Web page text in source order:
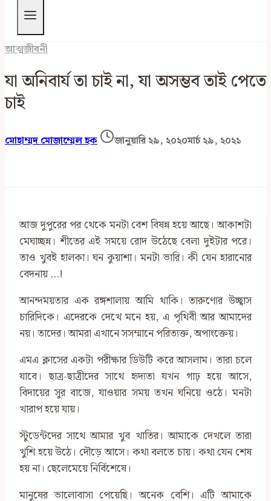
আত্মজীবনী
যা অনিবার্য তা চাই না, যা অসম্ভব তাই পেতে
চাই
মোহাম্মদ মোজাম্মেল হক জানুয়ারি ২৯, ২০২০মার্চ ২৯, ২০২১
আজ দুপুরের পর থেকে মনটা বেশ বিষন্ন হয়ে আছে। আকাশটা
মেঘাচ্ছন্ন। শীতের এই সময়ে রোদ উঠেছে বেলা দুইটার পরে।
তাও খুবই হালকা। ঘন কুয়াশা। মনটা ভারি। কী যেন হারানোর
বেদনায় …!
আনন্দময়তার এক রঙ্গশালায় আমি থাকি। তারুণ্যের উচ্ছ্বাস
চারিদিকে। এদেরকে দেখে মনে হয়, এ পৃথিবী আর আমাদের
নয়। তাদের। আমরা এখানে সসম্মানে পরিত্যক্ত, অপাংক্তেয়।
এমএ ক্লাসের একটা পরীক্ষার ডিউটি করে আসলাম। তারা চলে
যাবে। ছাত্র-ছাত্রীদের সাথে হৃদ্যতা যখন গাঢ় হয়ে আসে,
বিদায়ের সুর বাজে, যাওয়ার সময় তখন ঘনিয়ে ওঠে। মনটা
খারাপ হয়ে যায়।
স্টুডেন্টদের সাথে আমার খুব খাতির। আমাকে দেখলে তারা
খুশি হয়ে উঠে। দৌড়ে আসে। কথা বলতে চায়। কথা যেন শেষ
হয় না। ছেলেমেয়ে নির্বিশেষে।
মানুষের ভালোবাসা পেয়েছি। অনেক বেশি। এটি আমাকে